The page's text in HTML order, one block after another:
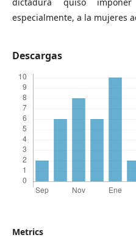
especialmente, a la mujeres
Descargas
Metrics